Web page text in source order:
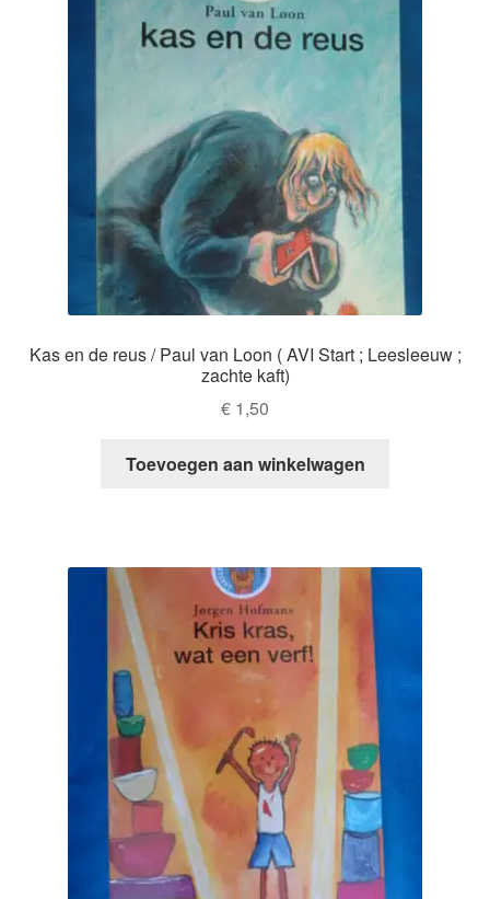
Kas en de reus / Paul van Loon ( AVI Start ; Leesleeuw ;
zachte kaft)
€ 1,50
Toevoegen aan winkelwagen